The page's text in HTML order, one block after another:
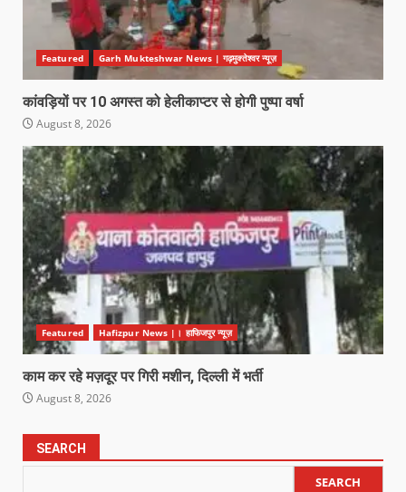
Featured Garh Mukteshwar News | गढ़मुक्तेश्वर न्यूज़
कांवड़ियों पर 10 अगस्त को हेलीकाप्टर से होगी पुष्पा वर्षा
August 8, 2026
Featured Hafizpur News |। हाफिजपुर न्यूज़
काम कर रहे मज़दूर पर गिरी मशीन, दिल्ली में भर्ती
August 8, 2026
SEARCH
SEARCH